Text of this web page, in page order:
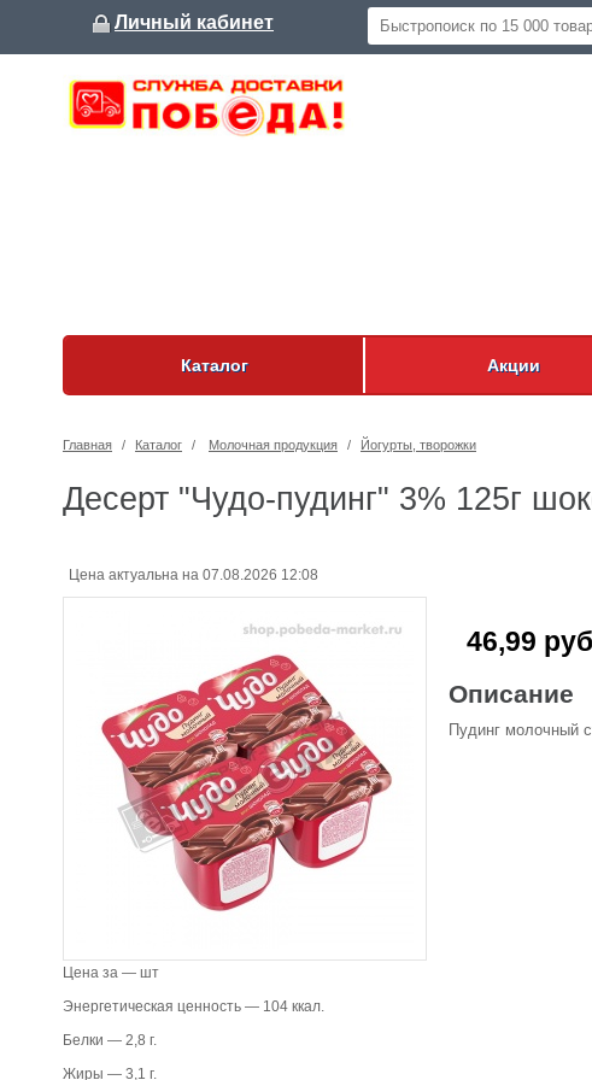
Личный кабинет
Каталог Акции
Главная / Каталог / Молочная продукция / Йогурты, творожки
Десерт "Чудо-пудинг" 3% 125г
Цена актуальна на 07.08.2026 12:08
46,99
Описание
Пудинг молочный
Цена за — шт
Энергетическая ценность — 104 ккал.
Белки — 2,8 г.
Жиры — 3,1 г.